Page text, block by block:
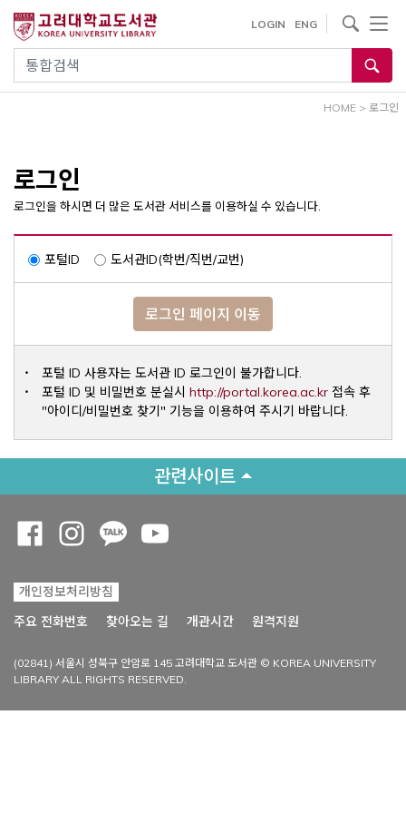
건
통합검색
LOGIN ENG
사이트내 검색
HOME > 로그인
로그인
로그인을 하시면 더 많은 도서관 서비스를 이용하실 수 있습니다.
포털ID 도서관ID(학번/직번/교번)
로그인 페이지 이동
포털 ID 사용자는 도서관 ID 로그인이 불가합니다.
포털 ID 및 비밀번호 분실시 http://portal.korea.ac.krOpens a
접속 후
"아이디/비밀번호 찾기" 기능을 이용하여 주시기 바랍니다.
관련사이트
개인정보처리방침
주요 전화번호
찾아오는 길 개관시간 원격지원
(02841) 서울시 성북구 안암로 145 고려대학교 도서관 © KOREA UNIVERSITY
LIBRARY ALL RIGHTS RESERVED.
Opens a new window
Opens a new window
Opens a new window